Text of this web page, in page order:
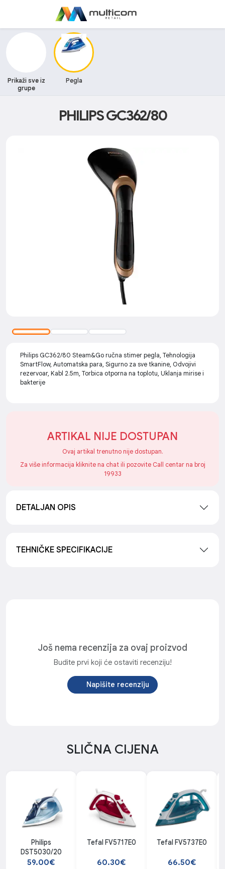
Prikaži sve iz
grupe
Pegla
PHILIPS GC362/80
Philips GC362/80 Steam&Go ručna stimer pegla, Tehnologija
SmartFlow, Automatska para, Sigurno za sve tkanine, Odvojivi
rezervoar, Kabl 2.5m, Torbica otporna na toplotu, Uklanja mirise i
bakterije
ARTIKAL NIJE DOSTUPAN
Ovaj artikal trenutno nije dostupan.
Za više informacija kliknite na chat ili pozovite Call centar na broj
19933
DETALJAN OPIS
TEHNIČKE SPECIFIKACIJE
Još nema recenzija za ovaj proizvod
Budite prvi koji će ostaviti recenziju!
Napišite recenziju
SLIČNA CIJENA
Philips
DST5030/20
59.00€
Tefal FV5717E0
60.30€
Tefal FV5737E0
66.50€